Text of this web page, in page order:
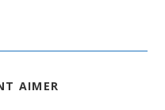
AIMER